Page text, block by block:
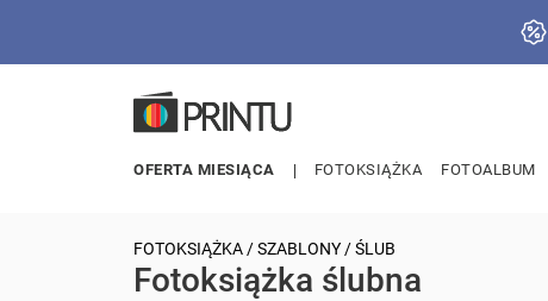
OFERTA MIESIĄCA FOTOKSIĄŻKA FOTOALBUM
FOTOKSIĄŻKA /SZABLONY / ŚLUB
Fotoksiążka ślubna